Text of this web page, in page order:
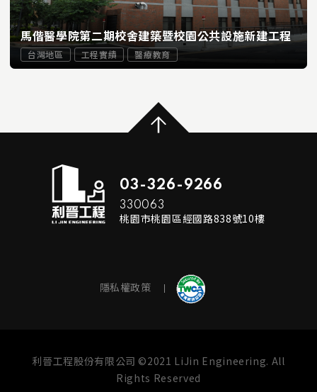
馬偕醫學院第二期校舍建築暨校園公共設施新建工程
台灣地區 工程實績 醫療教育
03-326-9266
330063
桃園市桃園區經國路838號10樓
隱私權政策
利晉工程股份有限公司 ©2021 LiJin Engineering. All
Rights Reserved